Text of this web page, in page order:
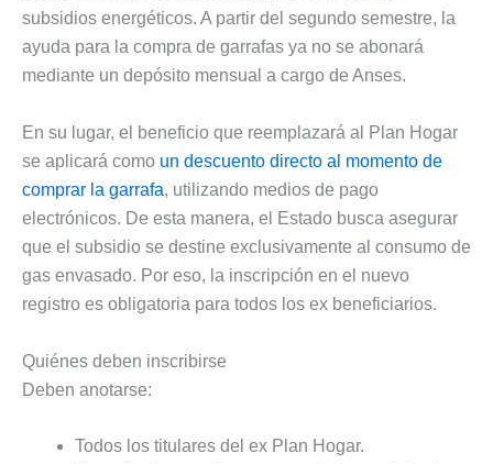
subsidios energéticos. A partir del segundo semestre, la
ayuda para la compra de garrafas ya no se abonará
mediante un depósito mensual a cargo de Anses.
En su lugar, el beneficio que reemplazará al Plan Hogar
se aplicará como un descuento directo al momento de
comprar la garrafa, utilizando medios de pago
electrónicos. De esta manera, el Estado busca asegurar
que el subsidio se destine exclusivamente al consumo de
gas envasado. Por eso, la inscripción en el nuevo
registro es obligatoria para todos los ex beneficiarios.
Quiénes deben inscribirse
Deben anotarse:
Todos los titulares del ex Plan Hogar.